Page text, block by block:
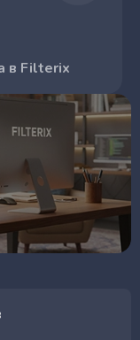
в Filterix